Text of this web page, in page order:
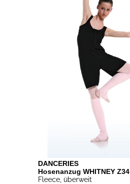
DANCERIES
Hosenanzug WHITNEY Z34
Fleece, überweit